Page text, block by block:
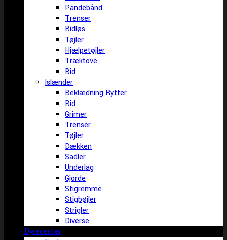
Pandebånd
Trenser
Bidløs
Tøjler
Hjælpetøjler
Træktove
Bid
Islænder
Beklædning Rytter
Bid
Grimer
Trenser
Tøjler
Dækken
Sadler
Underlag
Gjorde
Stigremme
Stigbøjler
Strigler
Diverse
Dyrecenter